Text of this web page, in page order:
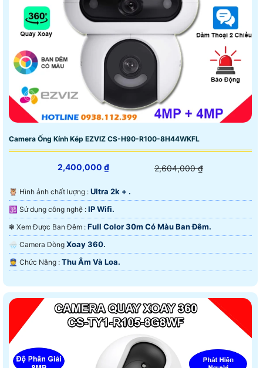
Camera Ống Kính Kép EZVIZ CS-H90-R100-8H44WKFL
2,400,000 ₫ 2,604,000 ₫
🦉 Hình ảnh chất lượng : Ultra 2k + .
🕉️ Sử dụng công nghệ : IP Wifi.
❃ Xem Được Ban Đêm : Full Color 30m Có Màu Ban Ðêm.
🌧️ Camera Dòng Xoay 360.
️👮 Chức Năng : Thu Âm Và Loa.